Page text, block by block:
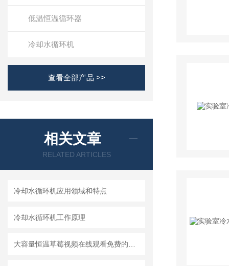
低温恒温循环器
冷却水循环机
查看全部产品 >>
相关文章
RELATED ARTICLES
冷却水循环机应用领域和特点
冷却水循环机工作原理